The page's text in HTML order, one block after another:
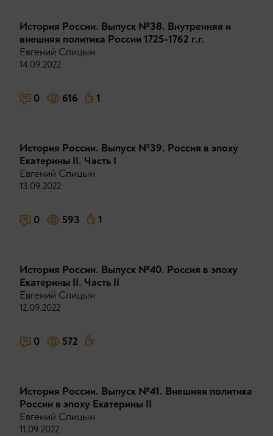
История России. Выпуск №38. Внутренняя и
внешняя политика России 1725-1762 г.г.
Евгений Спицын
14.09.2022
0 616 1
История России. Выпуск №39. Россия в эпоху
Екатерины II. Часть I
Евгений Спицын
13.09.2022
0 593 1
История России. Выпуск №40. Россия в эпоху
Екатерины II. Часть II
Евгений Спицын
12.09.2022
0 572
История России. Выпуск №41. Внешняя политика
России в эпоху Екатерины II
Евгений Спицын
11.09.2022